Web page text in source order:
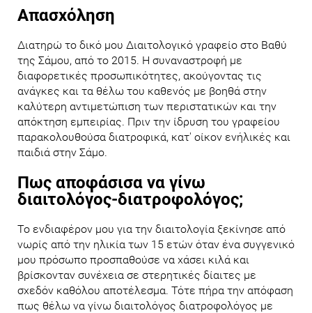
Απασχόληση
Διατηρώ το δικό μου Διαιτολογικό γραφείο στο Βαθύ
της Σάμου, από το 2015. Η συναναστροφή με
διαφορετικές προσωπικότητες, ακούγοντας τις
ανάγκες και τα θέλω του καθενός με βοηθά στην
καλύτερη αντιμετώπιση των περιστατικών και την
απόκτηση εμπειρίας. Πριν την ίδρυση του γραφείου
παρακολουθούσα διατροφικά, κατ' οίκον ενήλικές και
παιδιά στην Σάμο.
Πως αποφάσισα να γίνω
διαιτολόγος-διατροφολόγος;
Το ενδιαφέρον μου για την διαιτολογία ξεκίνησε από
νωρίς από την ηλικία των 15 ετών όταν ένα συγγενικό
μου πρόσωπο προσπαθούσε να χάσει κιλά και
βρίσκονταν συνέχεια σε στερητικές δίαιτες με
σχεδόν καθόλου αποτέλεσμα. Τότε πήρα την απόφαση
πως θέλω να γίνω διαιτολόγος διατροφολόγος με